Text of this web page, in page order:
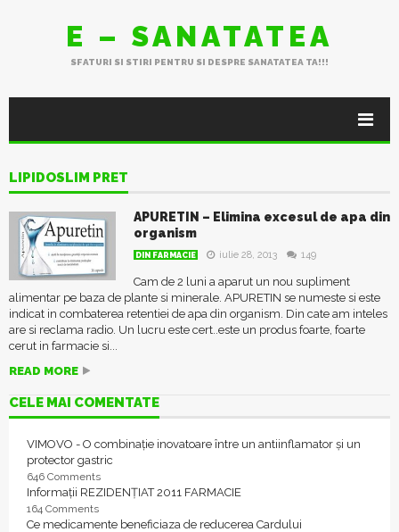
E – SANATATEA
SFATURI SI STIRI PENTRU SI DESPRE SANATATEA TA!!!
LIPIDOSLIM PRET
APURETIN – Elimina excesul de apa din
organism
DIN FARMACIE iulie 28, 2013 149
Cam de 2 luni a aparut un nou supliment
alimentar pe baza de plante si minerale. APURETIN se numeste si este
indicat in combaterea retentiei de apa din organism. Din cate am inteles
are si reclama radio. Un lucru este cert..este un produs foarte, foarte
cerut in farmacie si...
READ MORE
CELE MAI COMENTATE
VIMOVO - O combinație inovatoare între un antiinflamator și un
protector gastric
646 Comments
Informații REZIDENȚIAT 2011 FARMACIE
164 Comments
Ce medicamente beneficiaza de reducerea Cardului